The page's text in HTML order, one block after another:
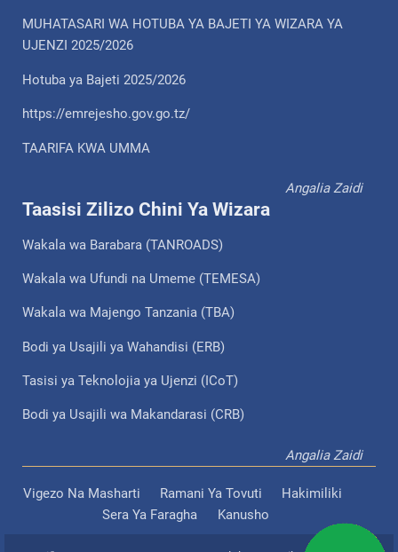
MUHATASARI WA HOTUBA YA BAJETI YA WIZARA YA
UJENZI 2025/2026
Hotuba ya Bajeti 2025/2026
https://emrejesho.gov.go.tz/
TAARIFA KWA UMMA
Angalia Zaidi
Taasisi Zilizo Chini Ya Wizara
Wakala wa Barabara (TANROADS)
Wakala wa Ufundi na Umeme (TEMESA)
Wakala wa Majengo Tanzania (TBA)
Bodi ya Usajili ya Wahandisi (ERB)
Tasisi ya Teknolojia ya Ujenzi (ICoT)
Bodi ya Usajili wa Makandarasi (CRB)
Angalia Zaidi
Vigezo Na Masharti Ramani Ya Tovuti
Hakimiliki
Sera Ya Faragha
Kanusho